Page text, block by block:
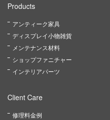
Products
アンティーク家具
ディスプレイ小物雑貨
メンテナンス材料
ショップファニチャー
インテリアパーツ
Client Care
修理料金例